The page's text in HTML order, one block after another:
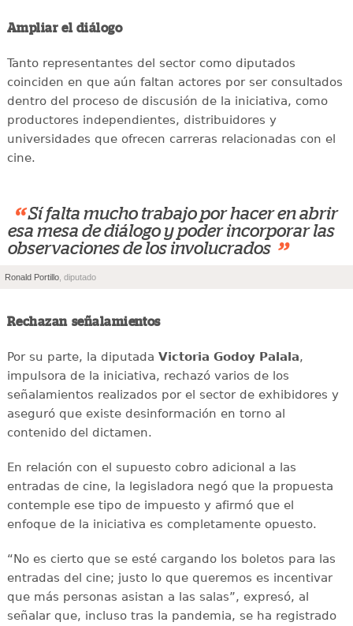
Ampliar el diálogo
Tanto representantes del sector como diputados
coinciden en que aún faltan actores por ser consultados
dentro del proceso de discusión de la iniciativa, como
productores independientes, distribuidores y
universidades que ofrecen carreras relacionadas con el
cine.
“ Sí falta mucho trabajo por hacer en abrir
esa mesa de diálogo y poder incorporar las
observaciones de los involucrados ”
Ronald Portillo , diputado
Rechazan señalamientos
Por su parte, la diputada Victoria Godoy Palala,
impulsora de la iniciativa, rechazó varios de los
señalamientos realizados por el sector de exhibidores y
aseguró que existe desinformación en torno al
contenido del dictamen.
En relación con el supuesto cobro adicional a las
entradas de cine, la legisladora negó que la propuesta
contemple ese tipo de impuesto y afirmó que el
enfoque de la iniciativa es completamente opuesto.
“No es cierto que se esté cargando los boletos para las
entradas del cine; justo lo que queremos es incentivar
que más personas asistan a las salas”, expresó, al
señalar que, incluso tras la pandemia, se ha registrado